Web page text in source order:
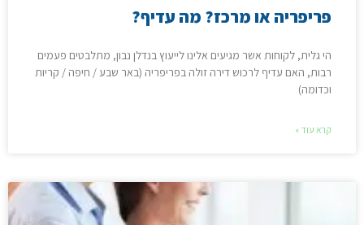
פריפריה או מרכז? מה עדיף?
הי גלית, לקוחות אשר מגיעים אלינו לייעוץ בנדלן נבון, מתלבטים פעמים
רבות, האם עדיף לרכוש דירה זולה בפריפריה (באר שבע / חיפה / קריות
וכדומה)
קרא עוד »